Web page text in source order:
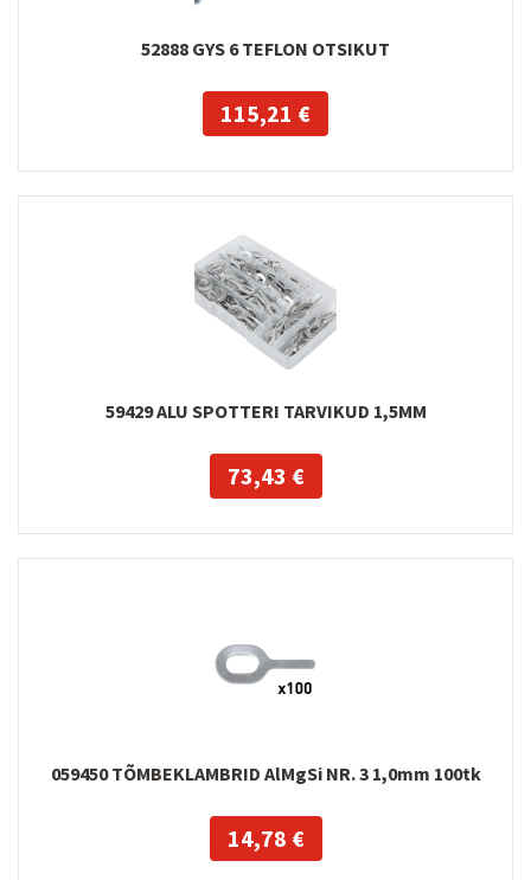
52888 GYS 6 TEFLON OTSIKUT
115,21 €
59429 ALU SPOTTERI TARVIKUD 1,5MM
73,43 €
059450 TÕMBEKLAMBRID AlMgSi NR. 3 1,0mm 100tk
14,78 €